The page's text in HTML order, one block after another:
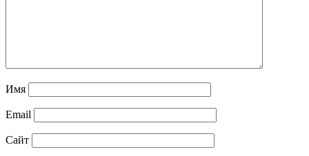
Имя
Email
Сайт